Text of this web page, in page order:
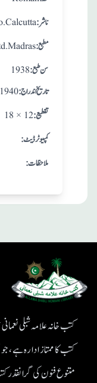
:ناشر
:مطبع
1938 : سن طبع
: تاريخ اندراج
18 × 12 :تقطيع
:کمپیوٹر ڈیٹ
:ملاحظات
کتب خانہ علامہ شبلی
کتب کا ممتاز ادارہ ہے،
متنوع فنون کی گرانقدر